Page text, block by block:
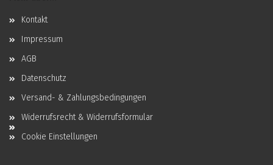
Kontakt
Impressum
AGB
Datenschutz
Versand- & Zahlungsbedingungen
Widerrufsrecht & Widerrufsformular
Cookie Einstellungen